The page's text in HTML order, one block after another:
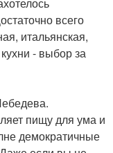
всего
итальянская,
- выбор за
пищу для ума и
демократичные